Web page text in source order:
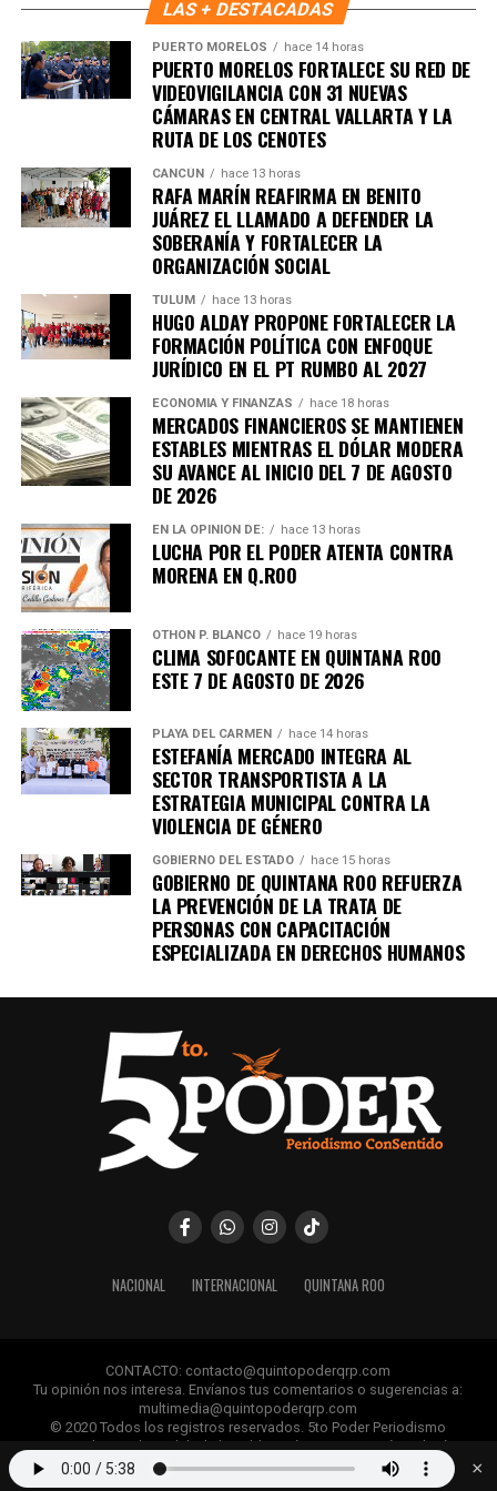
Fuente: 5to Poder Agencia de Noticias
Recibe las noticias al instante
Únete al canal oficial de WhatsApp de
Quinto Podery recibe las noticias más
importantes de Quintana Roo directamente
en tu teléfono.
Unirme al canal de WhatsApp
LAS + DESTACADAS
PUERTO MORELOS hace 14 horas
PUERTO MORELOS FORTALECE SU RED DE
VIDEOVIGILANCIA CON 31 NUEVAS
CÁMARAS EN CENTRAL VALLARTA Y LA
RUTA DE LOS CENOTES
CANCÚN hace 13 horas
RAFA MARÍN REAFIRMA EN BENITO
JUÁREZ EL LLAMADO A DEFENDER LA
SOBERANÍA Y FORTALECER LA
ORGANIZACIÓN SOCIAL
TULUM hace 13 horas
HUGO ALDAY PROPONE FORTALECER LA
FORMACIÓN POLÍTICA CON ENFOQUE
JURÍDICO EN EL PT RUMBO AL 2027
ECONOMÍA Y FINANZAS hace 18 horas
MERCADOS FINANCIEROS SE MANTIENEN
ESTABLES MIENTRAS EL DÓLAR MODERA
SU AVANCE AL INICIO DEL 7 DE AGOSTO
DE 2026
EN LA OPINIÓN DE: hace 13 horas
LUCHA POR EL PODER ATENTA CONTRA
MORENA EN Q.ROO
OTHON P. BLANCO hace 19 horas
CLIMA SOFOCANTE EN QUINTANA ROO
ESTE 7 DE AGOSTO DE 2026
PLAYA DEL CARMEN hace 14 horas
ESTEFANÍA MERCADO INTEGRA AL
SECTOR TRANSPORTISTA A LA
ESTRATEGIA MUNICIPAL CONTRA LA
VIOLENCIA DE GÉNERO
GOBIERNO DEL ESTADO hace 15 horas
GOBIERNO DE QUINTANA ROO REFUERZA
LA PREVENCIÓN DE LA TRATA DE
PERSONAS CON CAPACITACIÓN
ESPECIALIZADA EN DERECHOS HUMANOS
NACIONAL INTERNACIONAL QUINTANA ROO
CONTACTO: contacto@quintopoderqrp.com
Tu opinión nos interesa. Envíanos tus comentarios o sugerencias a:
multimedia@quintopoderqrp.com
© 2020 Todos los registros reservados. 5to Poder Periodismo
ConSentido Queda prohibida la publicación, retransmisión, edición y
cualquier uso de los contenidos sin permiso previo.
×